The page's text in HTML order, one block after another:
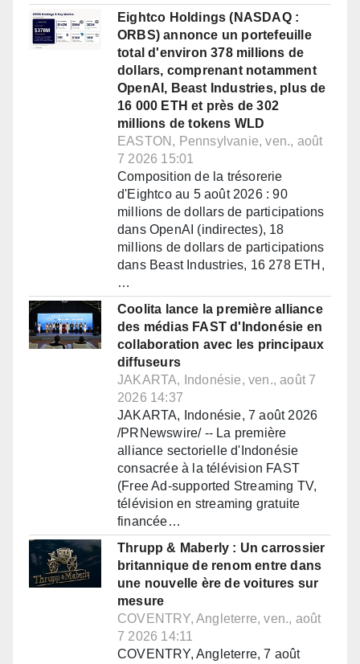
Eightco Holdings (NASDAQ :
ORBS) annonce un portefeuille
total d'environ 378 millions de
dollars, comprenant notamment
OpenAI, Beast Industries, plus de
16 000 ETH et près de 302
millions de tokens WLD
EASTON, Pennsylvanie, ven., août
7 2026 15:01
Composition de la trésorerie
d'Eightco au 5 août 2026 : 90
millions de dollars de participations
dans OpenAI (indirectes), 18
millions de dollars de participations
dans Beast Industries, 16 278 ETH,
…
Coolita lance la première alliance
des médias FAST d'Indonésie en
collaboration avec les principaux
diffuseurs
JAKARTA, Indonésie, ven., août 7
2026 14:37
JAKARTA, Indonésie, 7 août 2026
/PRNewswire/ -- La première
alliance sectorielle d'Indonésie
consacrée à la télévision FAST
(Free Ad-supported Streaming TV,
télévision en streaming gratuite
financée…
Thrupp & Maberly : Un carrossier
britannique de renom entre dans
une nouvelle ère de voitures sur
mesure
COVENTRY, Angleterre, ven., août
7 2026 14:11
COVENTRY, Angleterre, 7 août